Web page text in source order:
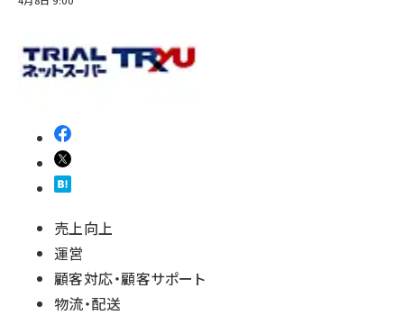
売上向上
運営
顧客対応・顧客サポート
物流・配送